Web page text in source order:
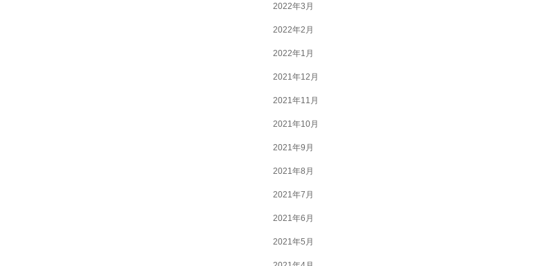
2022年3月
2022年2月
2022年1月
2021年12月
2021年11月
2021年10月
2021年9月
2021年8月
2021年7月
2021年6月
2021年5月